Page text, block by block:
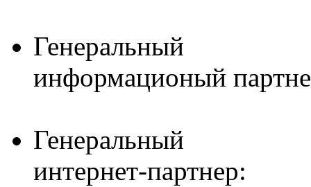
Генеральный
информационый
Генеральный
интернет-партнер: